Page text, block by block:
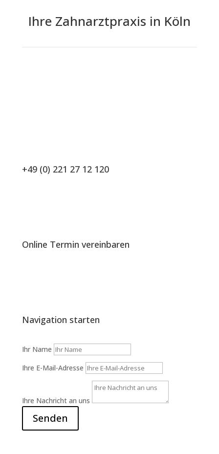
Ihre Zahnarztpraxis in Köln
+49 (0) 221 27 12 120
Online Termin vereinbaren
Navigation starten
Ihr Name
Ihre E-Mail-Adresse
Ihre Nachricht an uns
Senden